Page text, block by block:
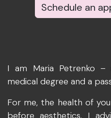
Schedule an
I am Maria Petrenko
medical degree and a
For me, the health of
before aesthetics. I